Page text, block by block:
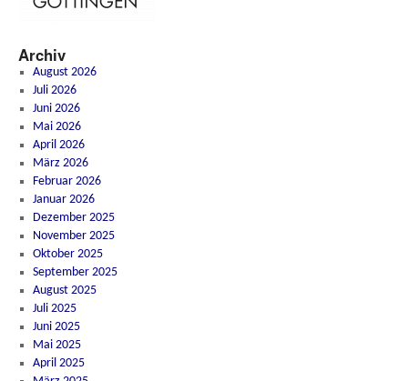
Archiv
August 2026
Juli 2026
Juni 2026
Mai 2026
April 2026
März 2026
Februar 2026
Januar 2026
Dezember 2025
November 2025
Oktober 2025
September 2025
August 2025
Juli 2025
Juni 2025
Mai 2025
April 2025